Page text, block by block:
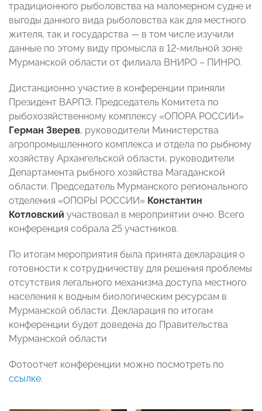
традиционного рыболовства на маломерном судне и
выгоды данного вида рыболовства как для местного
жителя, так и государства — в том числе изучили
данные по этому виду промысла в 12-мильной зоне
Мурманской области от филиала ВНИРО – ПИНРО.
Дистанционно участие в конференции приняли
Президент ВАРПЭ, Председатель Комитета по
рыбохозяйственному комплексу «ОПОРА РОССИИ»
Герман Зверев, руководители Министерства
агропромышленного комплекса и отдела по рыбному
хозяйству Архангельской области, руководители
Департамента рыбного хозяйства Магаданской
области. Председатель Мурманского регионального
отделения «ОПОРЫ РОССИИ» Константин
Котловский участвовал в мероприятии очно. Всего
конференция собрала 25 участников.
По итогам мероприятия была принята декларация о
готовности к сотрудничеству для решения проблемы
отсутствия легального механизма доступа местного
населения к водным биологическим ресурсам в
Мурманской области. Декларация по итогам
конференции будет доведена до Правительства
Мурманской области
Фотоотчет конференции можно посмотреть по
ссылке.